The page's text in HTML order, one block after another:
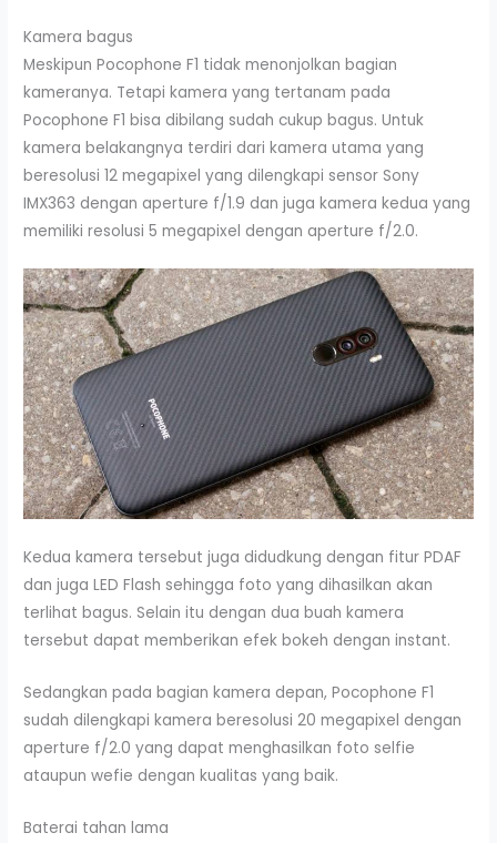
Kamera bagus
Meskipun Pocophone F1 tidak menonjolkan bagian
kameranya. Tetapi kamera yang tertanam pada
Pocophone F1 bisa dibilang sudah cukup bagus. Untuk
kamera belakangnya terdiri dari kamera utama yang
beresolusi 12 megapixel yang dilengkapi sensor Sony
IMX363 dengan aperture f/1.9 dan juga kamera kedua yang
memiliki resolusi 5 megapixel dengan aperture f/2.0.
Kedua kamera tersebut juga didudkung dengan fitur PDAF
dan juga LED Flash sehingga foto yang dihasilkan akan
terlihat bagus. Selain itu dengan dua buah kamera
tersebut dapat memberikan efek bokeh dengan instant.
Sedangkan pada bagian kamera depan, Pocophone F1
sudah dilengkapi kamera beresolusi 20 megapixel dengan
aperture f/2.0 yang dapat menghasilkan foto selfie
ataupun wefie dengan kualitas yang baik.
Baterai tahan lama